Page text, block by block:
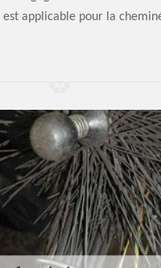
applicable pour la